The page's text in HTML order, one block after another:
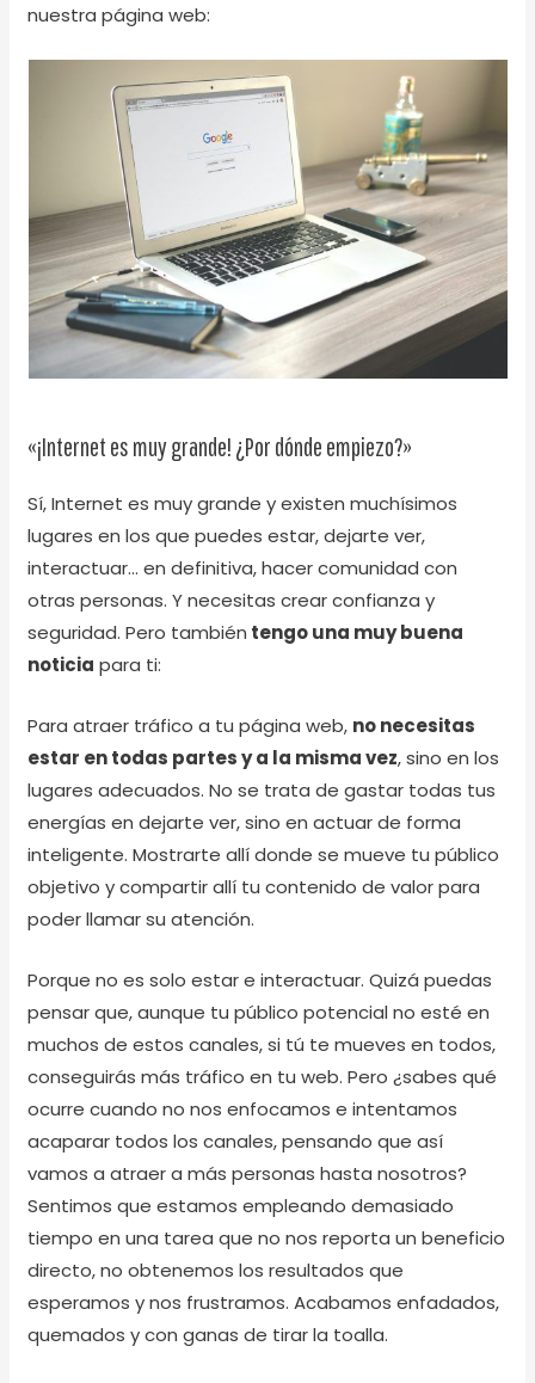
nuestra página web:
«¡Internet es muy grande! ¿Por dónde empiezo?»
Sí, Internet es muy grande y existen muchísimos
lugares en los que puedes estar, dejarte ver,
interactuar… en definitiva, hacer comunidad con
otras personas. Y necesitas crear confianza y
seguridad. Pero también tengo una muy buena
noticia para ti:
Para atraer tráfico a tu página web, no necesitas
estar en todas partes y a la misma vez, sino en los
lugares adecuados. No se trata de gastar todas tus
energías en dejarte ver, sino en actuar de forma
inteligente. Mostrarte allí donde se mueve tu público
objetivo y compartir allí tu contenido de valor para
poder llamar su atención.
Porque no es solo estar e interactuar. Quizá puedas
pensar que, aunque tu público potencial no esté en
muchos de estos canales, si tú te mueves en todos,
conseguirás más tráfico en tu web. Pero ¿sabes qué
ocurre cuando no nos enfocamos e intentamos
acaparar todos los canales, pensando que así
vamos a atraer a más personas hasta nosotros?
Sentimos que estamos empleando demasiado
tiempo en una tarea que no nos reporta un beneficio
directo, no obtenemos los resultados que
esperamos y nos frustramos. Acabamos enfadados,
quemados y con ganas de tirar la toalla.